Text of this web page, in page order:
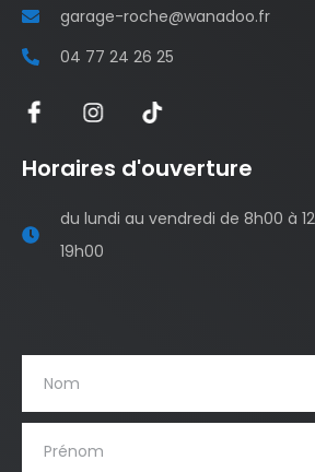
garage-roche@wanadoo.fr
04 77 24 26 25
Horaires d'ouverture
du lundi au vendredi de 8h00 à
19h00